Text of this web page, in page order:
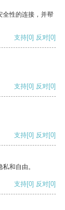
全性的连接，并帮
支持[0] 反对[0]
支持[0] 反对[0]
支持[0] 反对[0]
和自由。
支持[0] 反对[0]